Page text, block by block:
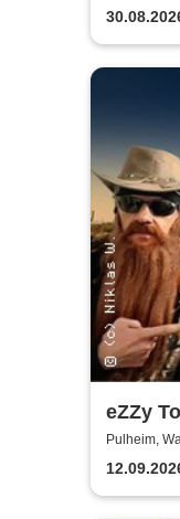
eZZy
Pulheim,